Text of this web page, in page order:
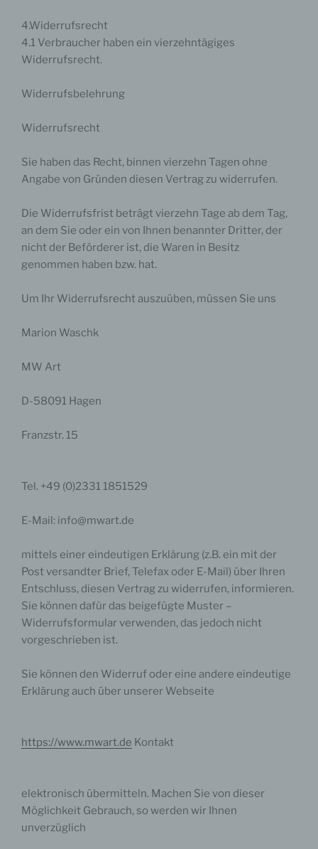
4.Widerrufsrecht
4.1 Verbraucher haben ein vierzehntägiges
Widerrufsrecht.
Widerrufsbelehrung
Widerrufsrecht
Sie haben das Recht, binnen vierzehn Tagen ohne
Angabe von Gründen diesen Vertrag zu widerrufen.
Die Widerrufsfrist beträgt vierzehn Tage ab dem Tag,
an dem Sie oder ein von Ihnen benannter Dritter, der
nicht der Beförderer ist, die Waren in Besitz
genommen haben bzw. hat.
Um Ihr Widerrufsrecht auszuüben, müssen Sie uns
Marion Waschk
MW Art
D-58091 Hagen
Franzstr. 15
Tel. +49 (0)2331 1851529
E-Mail: info@mwart.de
mittels einer eindeutigen Erklärung (z.B. ein mit der
Post versandter Brief, Telefax oder E-Mail) über Ihren
Entschluss, diesen Vertrag zu widerrufen, informieren.
Sie können dafür das beigefügte Muster –
Widerrufsformular verwenden, das jedoch nicht
vorgeschrieben ist.
Sie können den Widerruf oder eine andere eindeutige
Erklärung auch über unserer Webseite
https://www.mwart.de Kontakt
elektronisch übermitteln. Machen Sie von dieser
Möglichkeit Gebrauch, so werden wir Ihnen
unverzüglich